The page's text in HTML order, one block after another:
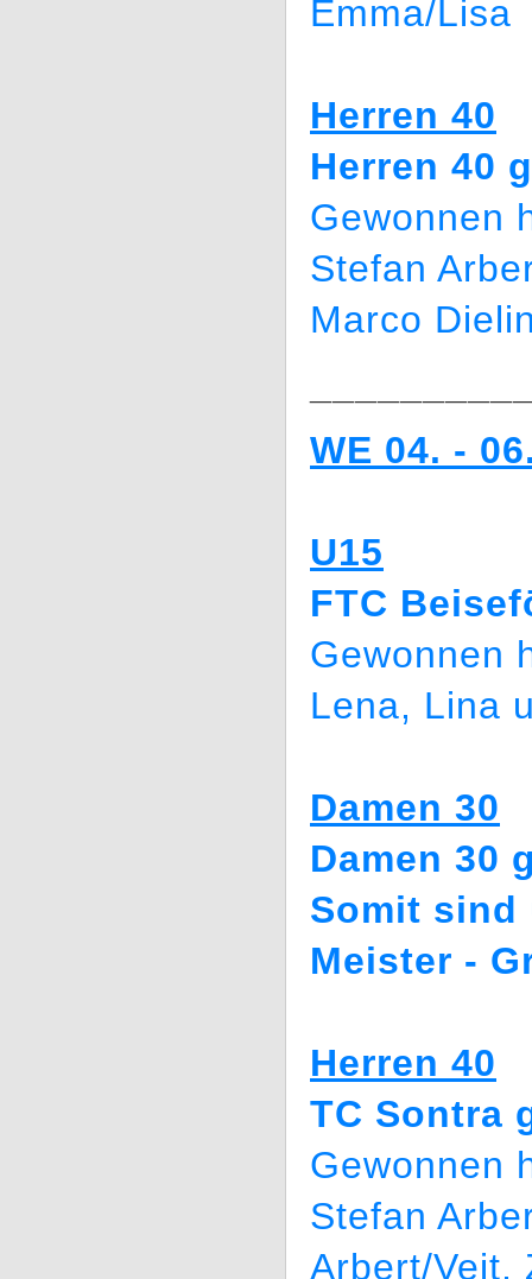
Emma/Lisa
Herren 40
Herren 40
Gewonnen
Stefan
Marco
WE 04. -
U15
FTC
Gewonnen
Lena, Lina
Damen 30
Damen 30
Somit sind
Meister -
Herren 40
TC Sontra
Gewonnen
Stefan
Arbert/Veit,